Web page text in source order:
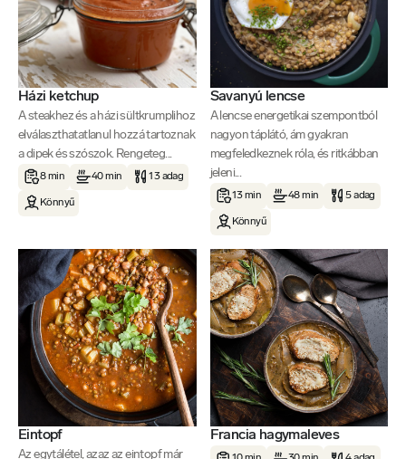
Házi ketchup
A steakhez és a házi sültkrumplihoz
elválaszthatatlanul hozzá tartoznak
a dipek és szószok. Rengeteg...
8 min 40 min 13 adag
Könnyű
Savanyú lencse
A lencse energetikai szempontból
nagyon táplátó, ám gyakran
megfeledkeznek róla, és ritkábban
jeleni...
13 min 48 min 5 adag
Könnyű
Eintopf
Az egytálétel, azaz az eintopf már
Francia hagymaleves